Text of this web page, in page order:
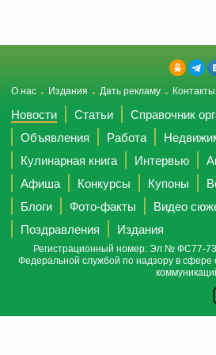
О нас Издания Дать рекламу Контакты
Новости Статьи
Справочник
Объявления
Работа
Кулинарная книга
Интервью
Афиша
Конкурсы Купоны
Блоги
Фото-факты
Видео
Поздравления
Издания
Регистрационный номер: Эл № ФС77-
Федеральной службой по надзору в